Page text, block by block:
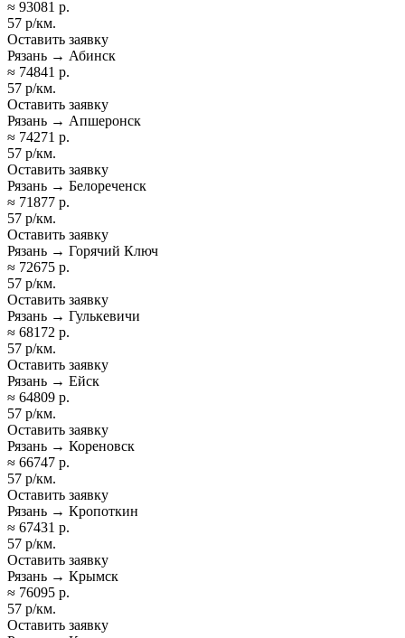
≈ 93081 р.
57 р/км.
Оставить заявку
Рязань → Абинск
≈ 74841 р.
57 р/км.
Оставить заявку
Рязань → Апшеронск
≈ 74271 р.
57 р/км.
Оставить заявку
Рязань → Белореченск
≈ 71877 р.
57 р/км.
Оставить заявку
Рязань → Горячий Ключ
≈ 72675 р.
57 р/км.
Оставить заявку
Рязань → Гулькевичи
≈ 68172 р.
57 р/км.
Оставить заявку
Рязань → Ейск
≈ 64809 р.
57 р/км.
Оставить заявку
Рязань → Кореновск
≈ 66747 р.
57 р/км.
Оставить заявку
Рязань → Кропоткин
≈ 67431 р.
57 р/км.
Оставить заявку
Рязань → Крымск
≈ 76095 р.
57 р/км.
Оставить заявку